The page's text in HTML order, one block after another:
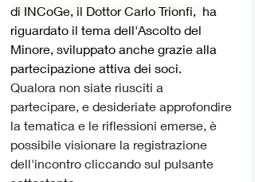
di INCoGe, il Dottor Carlo Trionfi, ha
riguardato il tema dell'Ascolto del
Minore, sviluppato anche grazie alla
partecipazione attiva dei soci.
Qualora non siate riusciti a
partecipare, e desideriate approfondire
la tematica e le riflessioni emerse, è
possibile visionare la registrazione
dell'incontro cliccando sul pulsante